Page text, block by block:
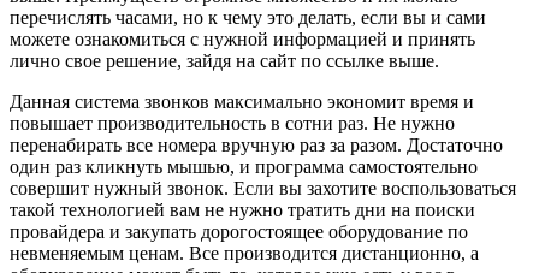
перечислять часами, но к чему это делать, если вы и сами
можете ознакомиться с нужной информацией и принять
лично свое решение, зайдя на сайт по ссылке выше.
Данная система звонков максимально экономит время и
повышает производительность в сотни раз. Не нужно
перенабирать все номера вручную раз за разом. Достаточно
один раз кликнуть мышью, и программа самостоятельно
совершит нужный звонок. Если вы захотите воспользоваться
такой технологией вам не нужно тратить дни на поиски
провайдера и закупать дорогостоящее оборудование по
невменяемым ценам. Все производится дистанционно, а